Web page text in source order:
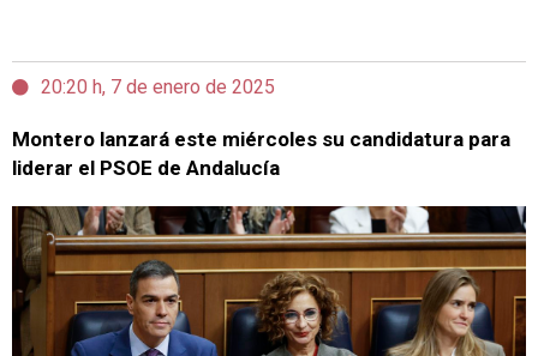
20:20 h, 7 de enero de 2025
Montero lanzará este miércoles su candidatura para
liderar el PSOE de Andalucía